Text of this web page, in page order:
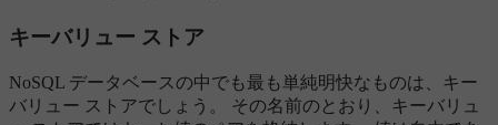
キーバリュー ストア
NoSQL データベースの中でも最も単純明快なものは、キー
バリュー ストアでしょう。 その名前のとおり、キーバリュ